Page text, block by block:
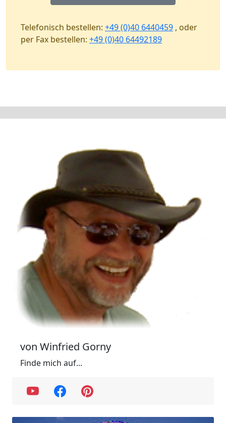
Telefonisch bestellen: +49 (0)40 6440459 , oder
per Fax bestellen: +49 (0)40 64492189
von Winfried Gorny
Finde mich auf...